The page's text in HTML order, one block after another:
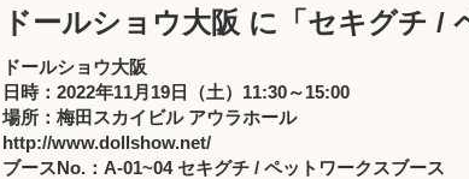
ドールショウ大阪 に「セキグチ /
ドールショウ大阪
日時：2022年11月19日（土）11:30～15:00
場所：梅田スカイビル アウラホール
http://www.dollshow.net/
ブースNo.：A-01~04 セキグチ / ペットワークスブース